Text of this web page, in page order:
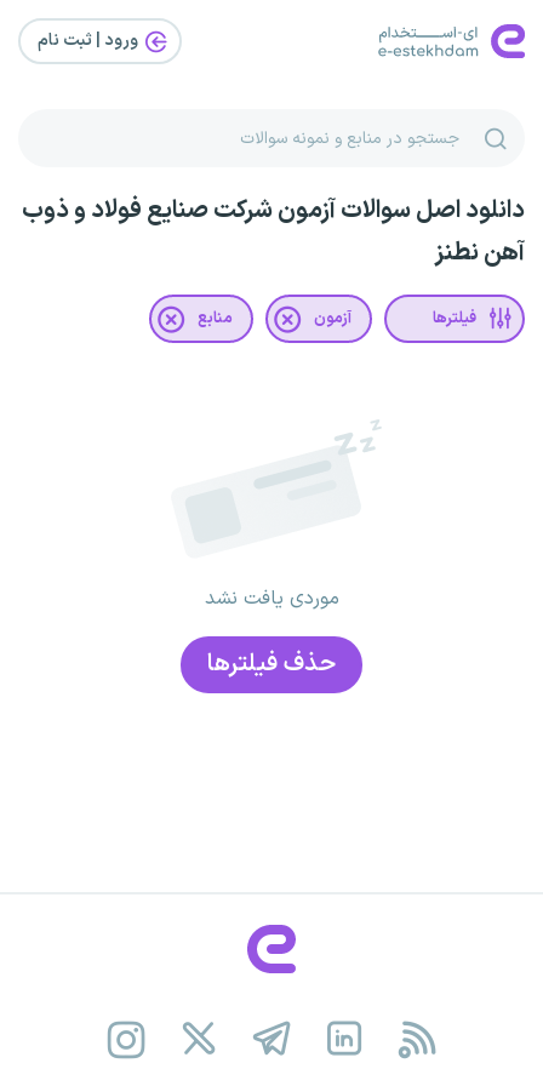
ورود | ثبت‌ نام
دانلود اصل سوالات آزمون شرکت صنایع فولاد و ذوب
آهن نطنز
فیلترها آزمون منابع
موردی یافت نشد
حذف فیلتر‌ها